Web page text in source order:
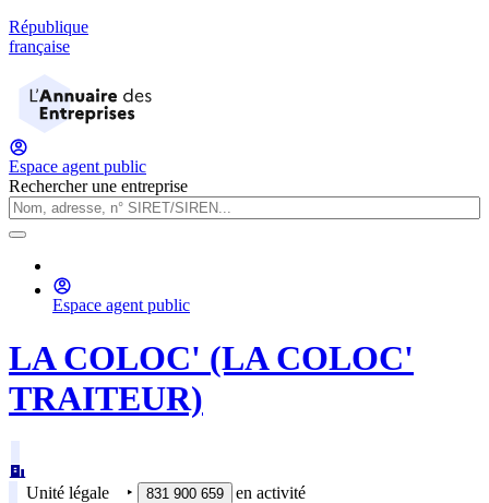
République
française
Espace agent public
Rechercher une entreprise
Espace agent public
LA COLOC' (LA COLOC'
TRAITEUR)
Unité légale ‣ 831 900 659
en activité